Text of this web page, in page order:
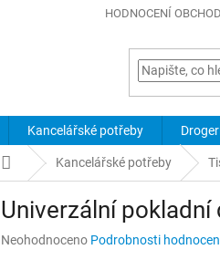
HODNOCENÍ
Kancelářské potřeby
Domů Kancelářské potřeby
Univerzální
Průměrné
Neohodnoceno Podrobnosti